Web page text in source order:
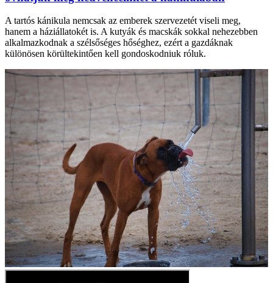
A tartós kánikula nemcsak az emberek szervezetét viseli meg,
hanem a háziállatokét is. A kutyák és macskák sokkal nehezebben
alkalmazkodnak a szélsőséges hőséghez, ezért a gazdáknak
különösen körültekintően kell gondoskodniuk róluk.